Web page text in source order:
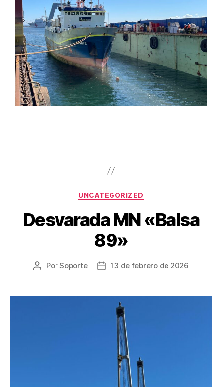
UNCATEGORIZED
Desvarada MN «Balsa
89»
PorSoporte 13 de febrero de 2026